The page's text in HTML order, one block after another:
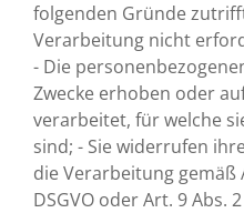
folgenden Gründe
Verarbeitung nicht
- Die
Zwecke erhoben oder
verarbeitet, für welche
sind; - Sie widerrufen
die Verarbeitung gemäß
DSGVO oder Art. 9 Abs.